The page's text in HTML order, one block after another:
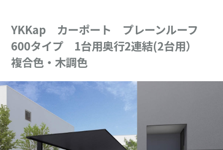
YKKap カーポート プレーンルーフ
600タイプ 1台用奥行2連結(2台用）
複合色・木調色